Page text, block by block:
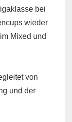
bei
wieder
Mixed und
von
und der